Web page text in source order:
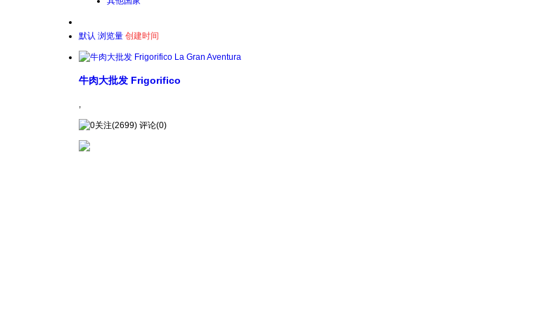
默认 浏览量 创建时间
牛肉大批发 Frigorifico
关注(2699) 评论(0)